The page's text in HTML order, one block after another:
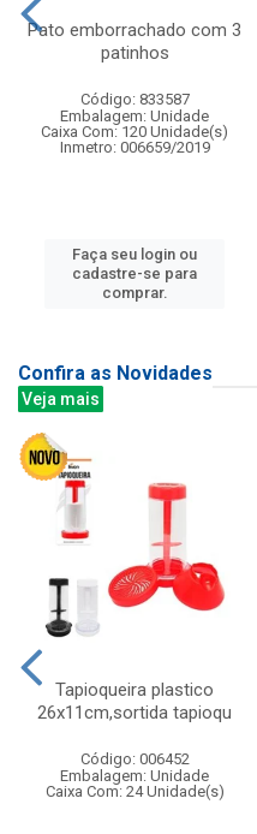
Pato emborrachado com 3
patinhos
Código: 833587
Embalagem: Unidade
Caixa Com: 120 Unidade(s)
Inmetro: 006659/2019
Faça seu login ou
cadastre-se para
comprar.
Confira as Novidades
Veja mais
Tapioqueira plastico
26x11cm,sortida tapioqu
Código: 006452
Embalagem: Unidade
Caixa Com: 24 Unidade(s)